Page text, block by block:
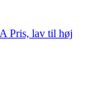
Pris, lav til høj